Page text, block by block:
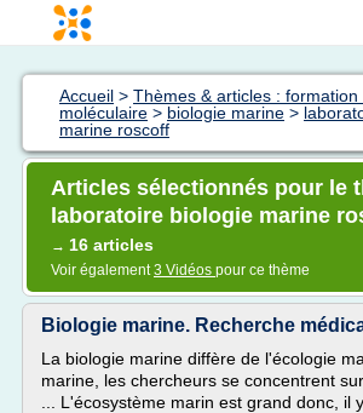
Accueil > Thèmes & articles : formation
moléculaire > biologie marine >
marine roscoff
Articles sélectionnés pour le
laboratoire biologie marine
→ 16 articles
Voir également3 Vidéos pour ce thème
Biologie marine. Recherche
La biologie marine diffère de l'écologie
marine, les chercheurs se concentrent
... L'écosystème marin est grand donc, il